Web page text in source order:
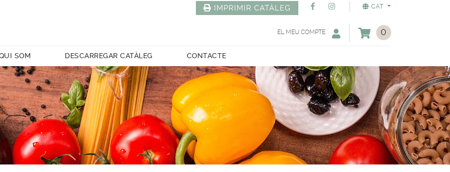
CAT
IMPRIMIR CATÀLEG
0
EL MEU COMPTE
SOM DESCARREGAR CATÀLEG CONTACTE